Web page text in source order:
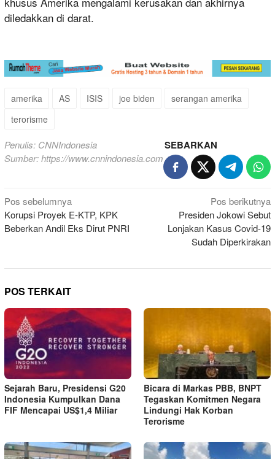
diledakkan di darat.
amerika AS ISIS joe biden
serangan amerika
terorisme
Penulis: CNNIndonesia
Sumber:https://www.cnnindonesia.com
SEBARKAN
Navigasi
pos
Pos sebelumnya
Korupsi Proyek E-KTP, KPK
Beberkan Andil Eks Dirut PNRI
Pos berikutnya
Presiden Jokowi Sebut
Lonjakan Kasus Covid-19
Sudah Diperkirakan
POS TERKAIT
Sejarah Baru, Presidensi G20
Indonesia Kumpulkan Dana
FIF Mencapai US$1,4 Miliar
Bicara di Markas PBB, BNPT
Tegaskan Komitmen Negara
Lindungi Hak Korban
Terorisme